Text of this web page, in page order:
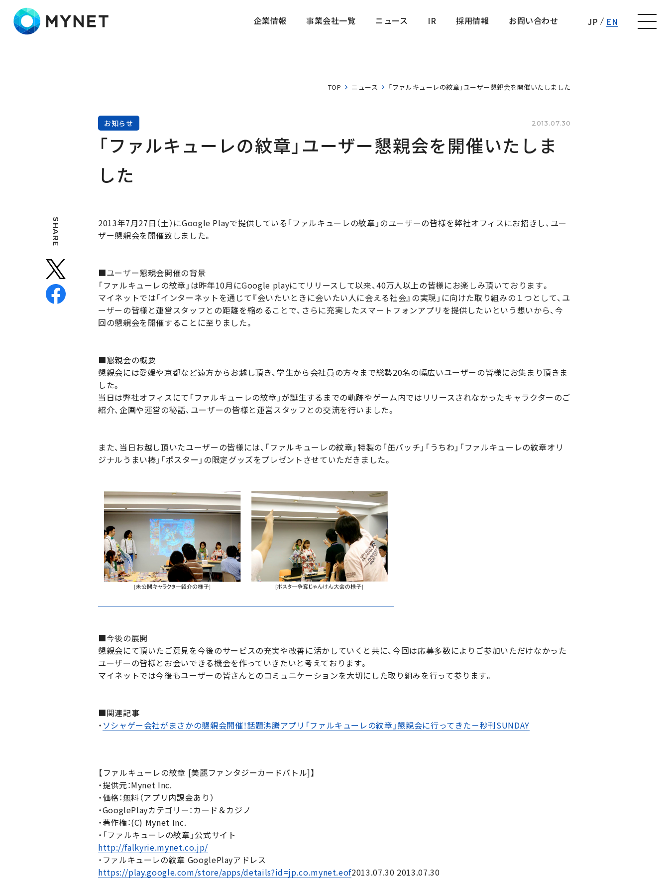
企業情報
事業会社一覧
ニュース
IR
採用情報
お問い合わせ
JP EN
TOP ニュース 「ファルキューレの紋章」ユーザー懇親会を開催いたしました
お知らせ 2013.07.30
「ファルキューレの紋章」ユーザー懇親会を開催いたしま
した
SHARE
2013年7月27日（土）にGoogle Playで提供している「ファルキューレの紋章」のユーザーの皆様を弊社オフィスにお招きし、ユー
ザー懇親会を開催致しました。
■ユーザー懇親会開催の背景
「ファルキューレの紋章」は昨年10月にGoogle playにてリリースして以来、40万人以上の皆様にお楽しみ頂いております。
マイネットでは「インターネットを通じて『会いたいときに会いたい人に会える社会』の実現」に向けた取り組みの１つとして、ユ
ーザーの皆様と運営スタッフとの距離を縮めることで、さらに充実したスマートフォンアプリを提供したいという想いから、今
回の懇親会を開催することに至りました。
■懇親会の概要
懇親会には愛媛や京都など遠方からお越し頂き、学生から会社員の方々まで総勢20名の幅広いユーザーの皆様にお集まり頂きま
した。
当日は弊社オフィスにて「ファルキューレの紋章」が誕生するまでの軌跡やゲーム内ではリリースされなかったキャラクターのご
紹介、企画や運営の秘話、ユーザーの皆様と運営スタッフとの交流を行いました。
また、当日お越し頂いたユーザーの皆様には、「ファルキューレの紋章」特製の「缶バッチ」「うちわ」「ファルキューレの紋章オリ
ジナルうまい棒」「ポスター」の限定グッズをプレゼントさせていただきました。
■今後の展開
懇親会にて頂いたご意見を今後のサービスの充実や改善に活かしていくと共に、今回は応募多数によりご参加いただけなかった
ユーザーの皆様とお会いできる機会を作っていきたいと考えております。
マイネットでは今後もユーザーの皆さんとのコミュニケーションを大切にした取り組みを行って参ります。
■関連記事
・ ソシャゲー会社がまさかの懇親会開催！話題沸騰アプリ「ファルキューレの紋章」懇親会に行ってきた－秒刊SUNDAY
【ファルキューレの紋章 [美麗ファンタジーカードバトル]】
・提供元：Mynet Inc.
・価格：無料（アプリ内課金あり）
・GooglePlayカテゴリー：カード＆カジノ
・著作権：(C) Mynet Inc.
・「ファルキューレの紋章」公式サイト
http://falkyrie.mynet.co.jp/
・ファルキューレの紋章 GooglePlayアドレス
https://play.google.com/store/apps/details?id=jp.co.mynet.eof2013.07.30 2013.07.30